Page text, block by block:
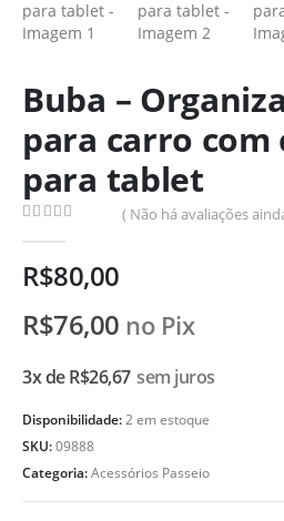
Buba –
para carro com
para tablet
( Não há avaliações
R$80,00
R$76,00 no Pix
3x deR$26,67 sem juros
Disponibilidade:2 em estoque
SKU:09888
Categoria:Acessórios Passeio